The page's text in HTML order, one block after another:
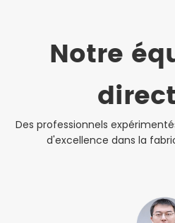
Notre
Des professionnels
d'excellence dans la